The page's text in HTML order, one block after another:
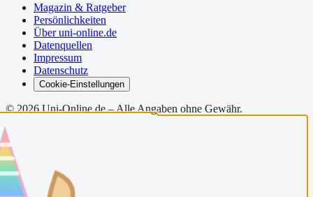
Magazin & Ratgeber
Persönlichkeiten
Über uni-online.de
Datenquellen
Impressum
Datenschutz
Cookie-Einstellungen
© 2026 Uni-Online.de – Alle Angaben ohne Gewähr.